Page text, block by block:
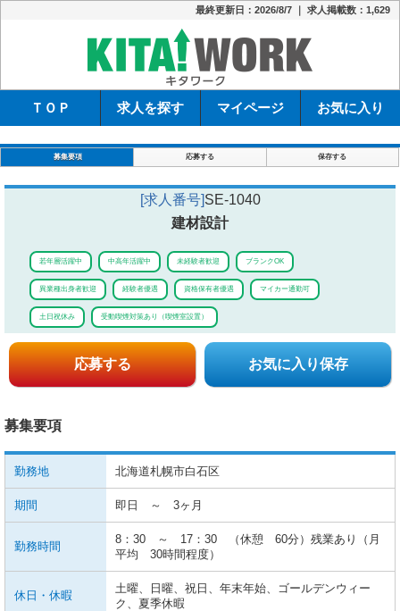
最終更新日：2026/8/7 ｜ 求人掲載数：1,629
ＴＯＰ 求人を探す マイページ お気に入り
募集要項 応募する 保存する
[求人番号]SE-1040
建材設計
若年層活躍中 中高年活躍中 未経験者歓迎 ブランクOK
異業種出身者歓迎 経験者優遇 資格保有者優遇 マイカー通勤可
土日祝休み 受動喫煙対策あり（喫煙室設置）
応募する お気に入り保存
募集要項
勤務地 北海道札幌市白石区
期間 即日 ～ 3ヶ月
勤務時間
8：30 ～ 17：30 （休憩 60分）残業あり（月
平均 30時間程度）
休日・休暇
土曜、日曜、祝日、年末年始、ゴールデンウィー
ク、夏季休暇